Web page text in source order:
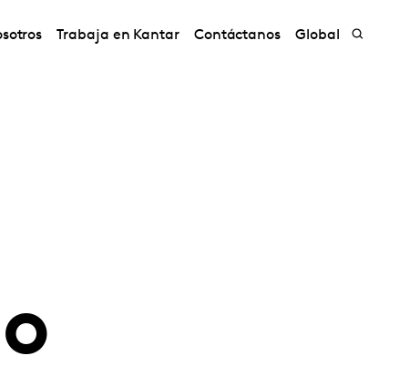
Trabaja en Kantar Contáctanos Global